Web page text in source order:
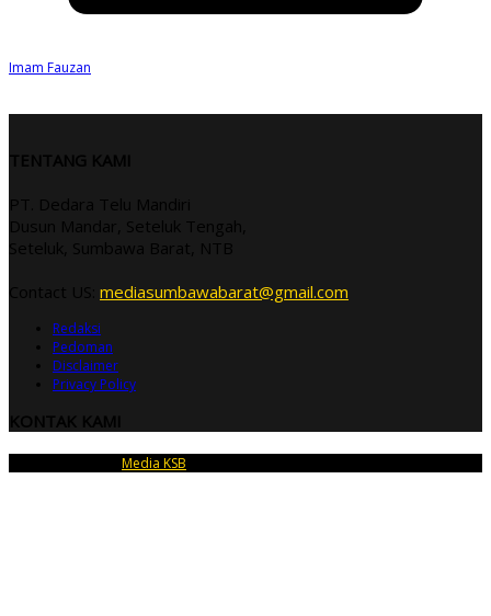
Imam Fauzan
TENTANG KAMI
PT. Dedara Telu Mandiri
Dusun Mandar, Seteluk Tengah,
Seteluk, Sumbawa Barat, NTB
Contact US: mediasumbawabarat@gmail.com
Redaksi
Pedoman
Disclaimer
Privacy Policy
KONTAK KAMI
Media KSB